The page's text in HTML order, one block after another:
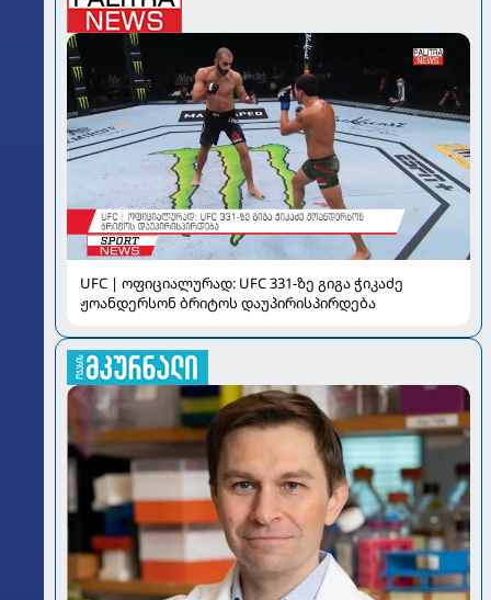
UFC | ოფიციალურად: UFC 331-ზე გიგა ჭიკაძე
ჟოანდერსონ ბრიტოს დაუპირისპირდება